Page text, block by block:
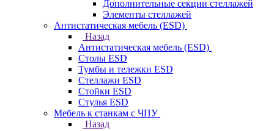
Дополнительные секции стеллажей
Элементы стеллажей
Антистатическая мебель (ESD)
Назад
Антистатическая мебель (ESD)
Столы ESD
Тумбы и тележки ESD
Стеллажи ESD
Стойки ESD
Стулья ESD
Мебель к станкам с ЧПУ
Назад